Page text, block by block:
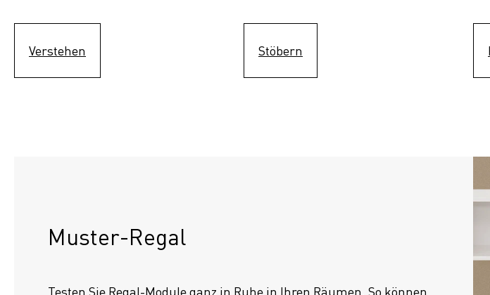
Verstehen Stöbern
Muster-Regal
Testen Sie Regal-Module ganz in Ruhe in Ihren Räumen. So können